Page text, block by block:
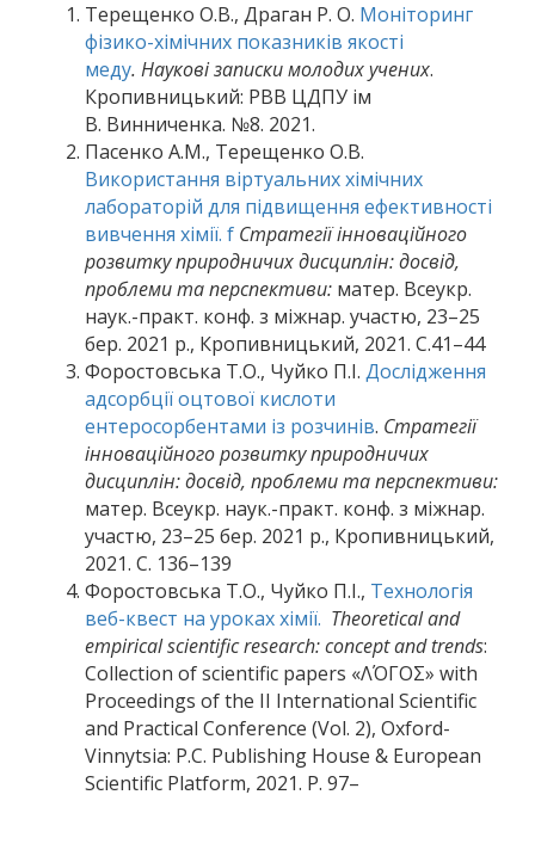
Терещенко О.В., Драган Р. О. Моніторинг
фізико-хімічних показників якості
меду. Наукові записки молодих учених.
Кропивницький: РВВ ЦДПУ ім
В. Винниченка. №8. 2021.
Пасенко А.М., Терещенко О.В.
Використання віртуальних хімічних
лабораторій для підвищення ефективності
вивчення хімії. f Стратегії інноваційного
розвитку природничих дисциплін: досвід,
проблеми та перспективи: матер. Всеукр.
наук.-практ. конф. з міжнар. участю, 23–25
бер. 2021 р., Кропивницький, 2021. С.41–44
Форостовська Т.О., Чуйко П.І. Дослідження
адсорбції оцтової кислоти
ентеросорбентами із розчинів. Стратегії
інноваційного розвитку природничих
дисциплін: досвід, проблеми та перспективи:
матер. Всеукр. наук.-практ. конф. з міжнар.
участю, 23–25 бер. 2021 р., Кропивницький,
2021. С. 136–139
Форостовська Т.О., Чуйко П.І., Технологія
веб-квест на уроках хімії. Theoretical and
empirical scientific research: concept and trends:
Collection of scientific papers «ΛΌГOΣ» with
Proceedings of the II International Scientific
and Practical Conference (Vol. 2), Oxford-
Vinnytsia: P.C. Publishing House & European
Scientific Platform, 2021. Р. 97–